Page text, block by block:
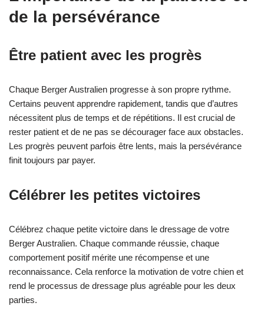
de la persévérance
Être patient avec les progrès
Chaque Berger Australien progresse à son propre rythme.
Certains peuvent apprendre rapidement, tandis que d’autres
nécessitent plus de temps et de répétitions. Il est crucial de
rester patient et de ne pas se décourager face aux obstacles.
Les progrès peuvent parfois être lents, mais la persévérance
finit toujours par payer.
Célébrer les petites victoires
Célébrez chaque petite victoire dans le dressage de votre
Berger Australien. Chaque commande réussie, chaque
comportement positif mérite une récompense et une
reconnaissance. Cela renforce la motivation de votre chien et
rend le processus de dressage plus agréable pour les deux
parties.